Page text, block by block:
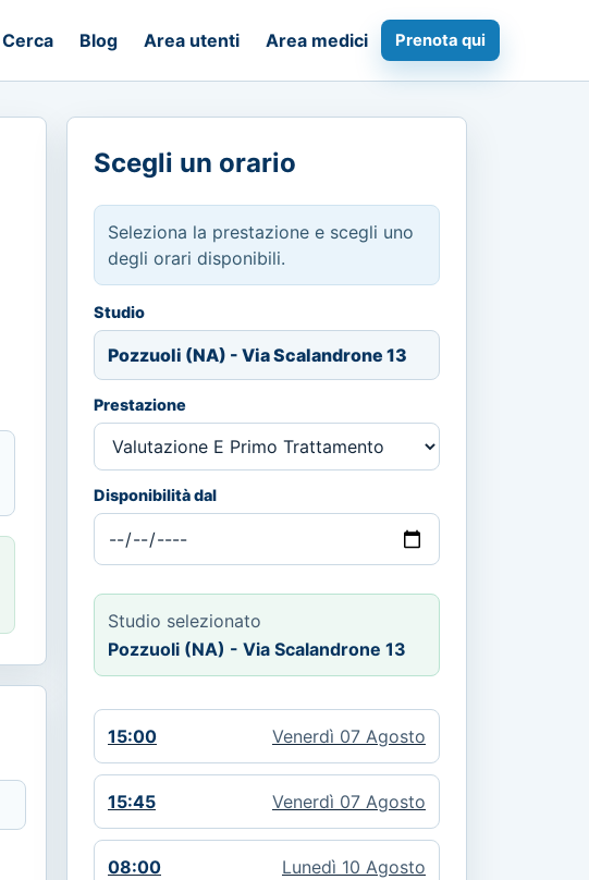
Cerca Blog Area utenti Area medici Prenota qui
Scegli un orario
Seleziona la prestazione e scegli uno
degli orari disponibili.
Studio
Pozzuoli (NA) - Via Scalandrone 13
Prestazione
Disponibilità dal
Studio selezionato
Pozzuoli (NA) - Via Scalandrone 13
15:00 Venerdì 07 Agosto
15:45 Venerdì 07 Agosto
08:00 Lunedì 10 Agosto